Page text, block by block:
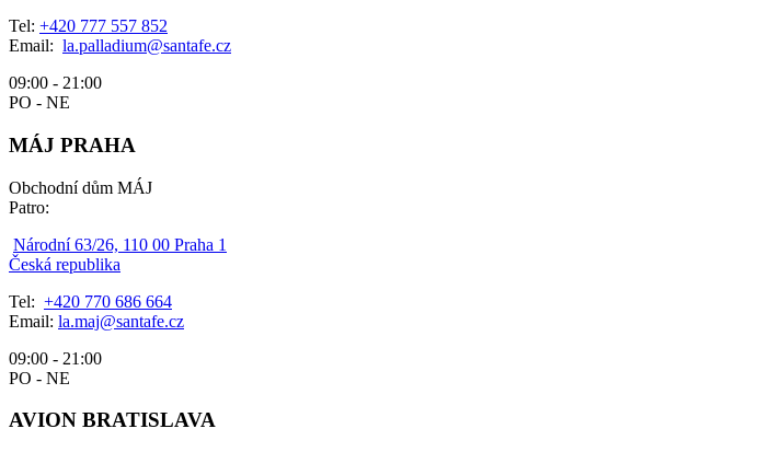
Tel: +420 777 557 852
Email: la.palladium@santafe.cz
09:00 - 21:00
PO - NE
MÁJ PRAHA
Obchodní dům MÁJ
Patro:
Národní 63/26, 110 00 Praha 1
Česká republika
Tel: +420 770 686 664
Email: la.maj@santafe.cz
09:00 - 21:00
PO - NE
AVION BRATISLAVA